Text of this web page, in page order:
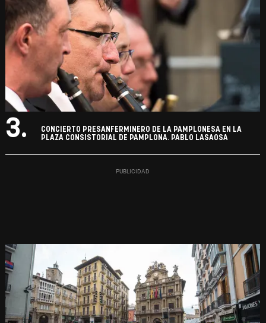
3.
CONCIERTO PRESANFERMINERO DE LA PAMPLONESA EN LA
PLAZA CONSISTORIAL DE PAMPLONA. PABLO LASAOSA